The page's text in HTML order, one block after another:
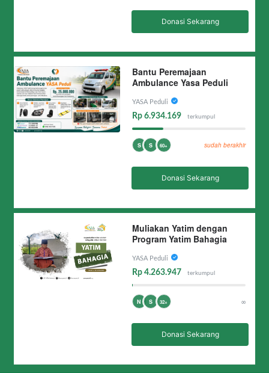
Donasi Sekarang
Bantu Peremajaan
Ambulance Yasa Peduli
YASA Peduli
Rp 6.934.169 terkumpul
S S 60+ sudah berakhir
Donasi Sekarang
Muliakan Yatim dengan
Program Yatim Bahagia
YASA Peduli
Rp 4.263.947 terkumpul
N S 32+ ∞
Donasi Sekarang